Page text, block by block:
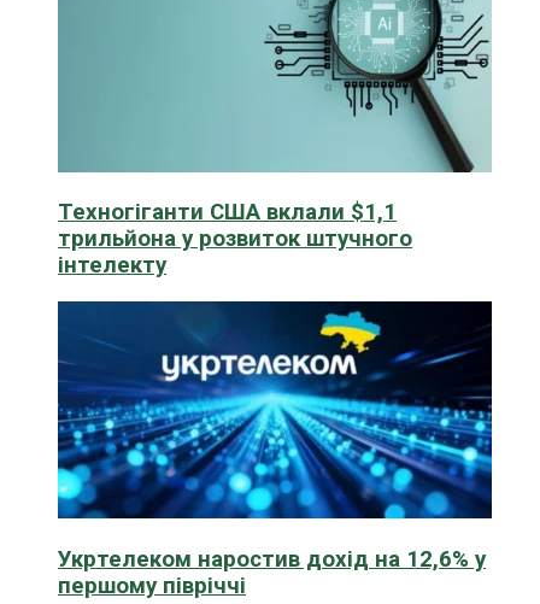
Техногіганти США вклали $1,1
трильйона у розвиток штучного
інтелекту
Укртелеком наростив дохід на 12,6% у
першому півріччі